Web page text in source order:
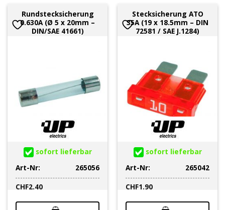
Rundstecksicherung
0.630A (Ø 5 x 20mm –
DIN/SAE 41661)
sofort lieferbar
Art-Nr:
265056
CHF2.40
Stecksicherung ATO
35A (19 x 18.5mm – DIN
72581 / SAE J.1284)
sofort lieferbar
Art-Nr:
265042
CHF1.90